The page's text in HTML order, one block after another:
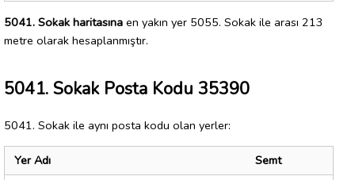
5041. Sokak haritasına en yakın yer 5055. Sokak ile arası 213
metre olarak hesaplanmıştır.
5041. Sokak Posta Kodu 35390
5041. Sokak ile aynı posta kodu olan yerler:
Yer Adı Semt